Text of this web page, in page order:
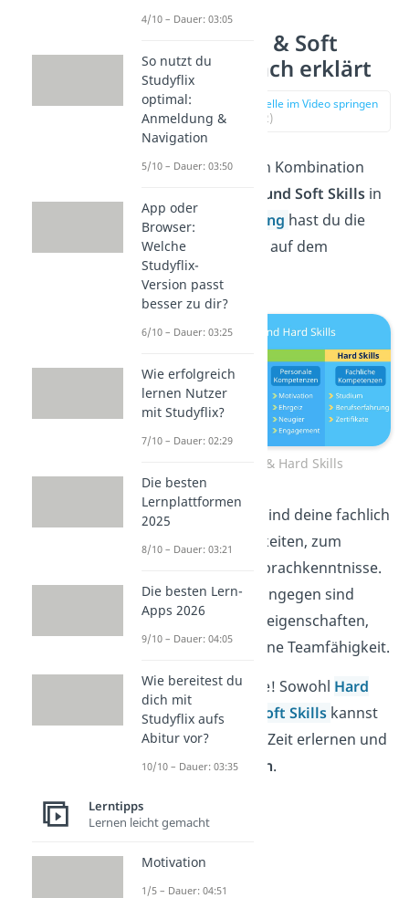
Hard Skills & Soft
Skills einfach erklärt
zur Stelle im Video springen
(00:12)
Mit der richtigen Kombination
Hard Skills und Soft Skills in
deiner
Bewerbung hast du die
besten Chancen auf dem
Arbeitsmarkt!
Soft Skills & Hard Skills
Die
sind deine fachlich
erlernten Fähigkeiten, zum
Beispiel deine Sprachkenntnisse.
DieSoft Skills
hingegen sind
deine Charaktereigenschaften,
zum Beispiel deine Teamfähigkeit.
Und keine Sorge! Sowohl Hard
Skills als auch Soft Skills kannst
du im Laufe der Zeit erlernen und
weiter ausbauen.
4/10 – Dauer: 03:05
So nutzt du
Studyflix
optimal:
Anmeldung &
Navigation
5/10 – Dauer: 03:50
App oder
Browser:
Welche
Studyflix-
Version passt
besser zu dir?
6/10 – Dauer: 03:25
Wie erfolgreich
lernen Nutzer
mit Studyflix?
7/10 – Dauer: 02:29
Die besten
Lernplattformen
2025
8/10 – Dauer: 03:21
Die besten Lern-
Apps 2026
9/10 – Dauer: 04:05
Wie bereitest du
dich mit
Studyflix aufs
Abitur vor?
10/10 – Dauer: 03:35
Lerntipps
Lernen leicht gemacht
Motivation
1/5 – Dauer: 04:51